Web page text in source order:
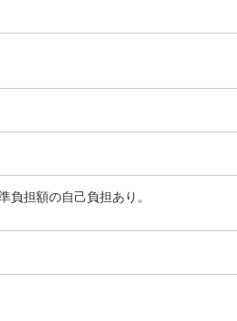
負担額の自己負担あり。